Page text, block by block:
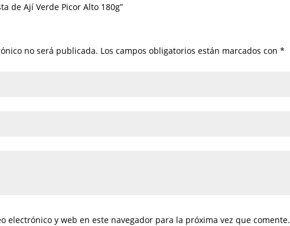
de Ají Verde Picor Alto 180g”
no será publicada. Los campos obligatorios están marcados con *
electrónico y web en este navegador para la próxima vez que comente.